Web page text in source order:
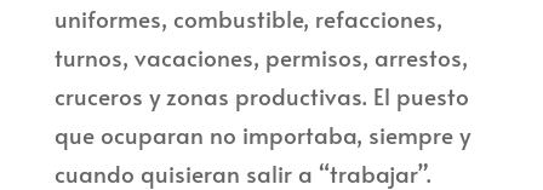
uniformes, combustible, refacciones,
turnos, vacaciones, permisos, arrestos,
cruceros y zonas productivas. El puesto
que ocuparan no importaba, siempre y
cuando quisieran salir a “trabajar”.